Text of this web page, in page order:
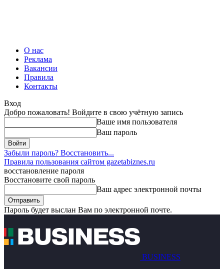
О нас
Реклама
Вакансии
Правила
Контакты
Вход
Добро пожаловать! Войдите в свою учётную запись
Ваше имя пользователя
Ваш пароль
Забыли пароль? Восстановить...
Правила пользования сайтом gazetabiznes.ru
восстановление пароля
Восстановите свой пароль
Ваш адрес электронной почты
Пароль будет выслан Вам по электронной почте.
BUSINESS